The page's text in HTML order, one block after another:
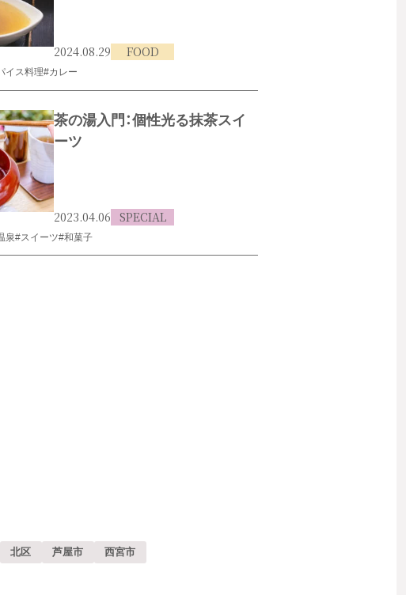
2024.08.29 FOOD
イス料理#カレー
茶の湯入門：個性光る抹茶スイ
ーツ
2023.04.06 SPECIAL
泉#スイーツ#和菓子
北区 芦屋市
西宮市